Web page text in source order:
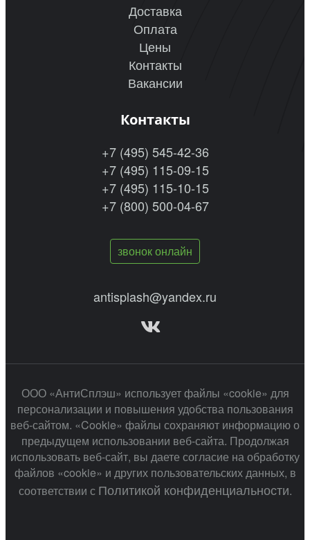
Доставка
Оплата
Цены
Контакты
Вакансии
Контакты
+7 (495) 545-42-36
+7 (495) 115-09-15
+7 (495) 115-10-15
+7 (800) 500-04-67
звонок онлайн
antisplash@yandex.ru
ООО «АнтиСплэш» использует файлы «cookie» для
персонализации и повышения удобства пользования
веб-сайтом. «Cookie» файлы сохраняют информацию о
предыдущем использовании веб-сайта. Продолжая
использовать веб-сайт, вы даете согласие на обработку
файлов «cookie» и других пользовательских данных, в
соответствии с Политикой конфиденциальности.